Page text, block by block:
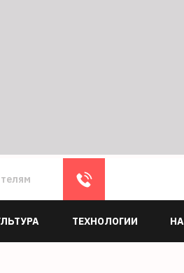
ТЕХНОЛОГИИ